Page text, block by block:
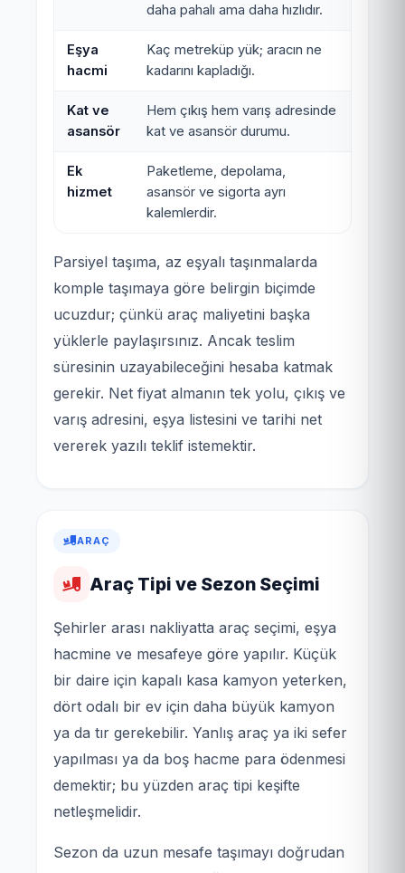
daha pahalı ama daha hızlıdır.
Eşya
hacmi
Kaç metreküp yük; aracın ne
kadarını kapladığı.
Kat ve
asansör
Hem çıkış hem varış adresinde
kat ve asansör durumu.
Ek
hizmet
Paketleme, depolama,
asansör ve sigorta ayrı
kalemlerdir.
Parsiyel taşıma, az eşyalı taşınmalarda
komple taşımaya göre belirgin biçimde
ucuzdur; çünkü araç maliyetini başka
yüklerle paylaşırsınız. Ancak teslim
süresinin uzayabileceğini hesaba katmak
gerekir. Net fiyat almanın tek yolu, çıkış ve
varış adresini, eşya listesini ve tarihi net
vererek yazılı teklif istemektir.
ARAÇ
Araç Tipi ve Sezon Seçimi
Şehirler arası nakliyatta araç seçimi, eşya
hacmine ve mesafeye göre yapılır. Küçük
bir daire için kapalı kasa kamyon yeterken,
dört odalı bir ev için daha büyük kamyon
ya da tır gerekebilir. Yanlış araç ya iki sefer
yapılması ya da boş hacme para ödenmesi
demektir; bu yüzden araç tipi keşifte
netleşmelidir.
Sezon da uzun mesafe taşımayı doğrudan